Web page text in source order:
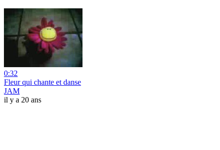
0:32
Fleur qui chante et danse
JAM
il y a 20 ans